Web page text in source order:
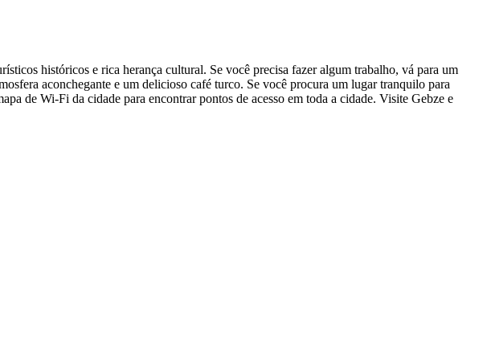
históricos e rica herança cultural. Se você precisa fazer algum trabalho, vá para um
aconchegante e um delicioso café turco. Se você procura um lugar tranquilo para
de Wi-Fi da cidade para encontrar pontos de acesso em toda a cidade. Visite Gebze e